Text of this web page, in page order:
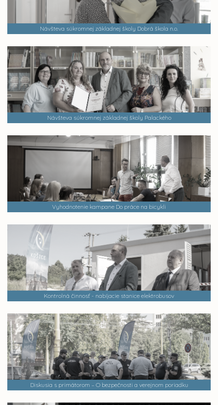
Návšteva súkromnej základnej školy Dobrá škola n.o.
Návšteva súkromnej základnej školy Palackého
Vyhodnotenie kampane Do práce na bicykli
Kontrolná činnosť - nabíjacie stanice elektrobusov
Diskusia s primátorom – O bezpečnosti a verejnom poriadku